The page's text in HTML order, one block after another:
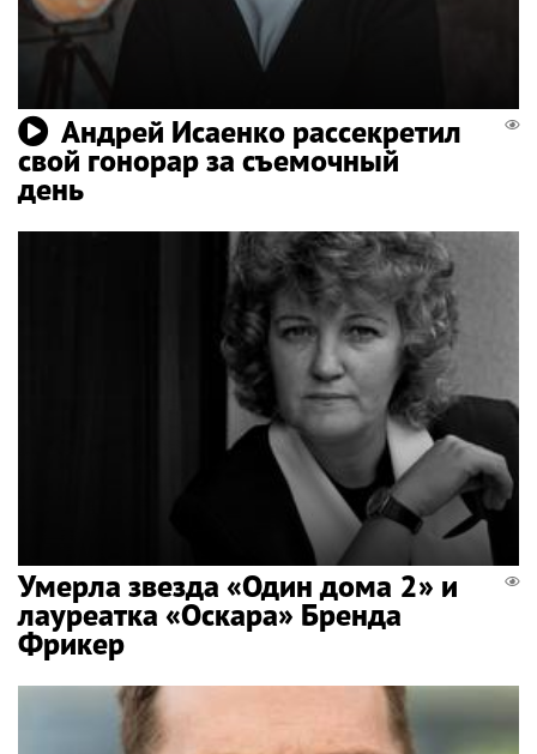
Андрей Исаенко рассекретил
свой гонорар за съемочный
день
Умерла звезда «Один дома 2» и
лауреатка «Оскара» Бренда
Фрикер